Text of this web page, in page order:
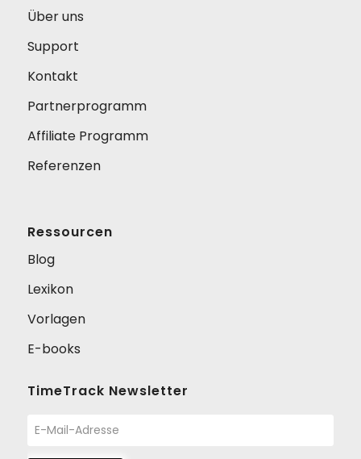
Über uns
Support
Kontakt
Partnerprogramm
Affiliate Programm
Referenzen
Ressourcen
Blog
Lexikon
Vorlagen
E-books
TimeTrack Newsletter